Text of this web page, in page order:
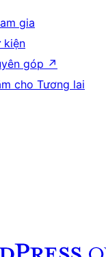
gia
kiện
góp ↗
cho Tương lai